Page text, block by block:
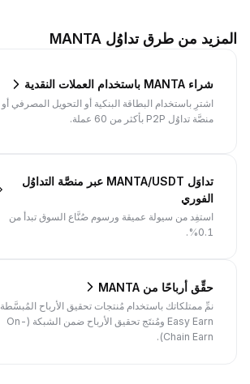
المزيد من طرق تداوُل MANTA
شراء MANTA باستخدام العملات النقدية
اشترِ باستخدام البطاقة البنكية أو التحويل المصرفي أو
منصَّة تداوُل P2P بأكثر من 60 عملة.
تداوَل MANTA/USDT عبر منصَّة التداوُل
الفوري
استفِد من سيولة عميقة ورسوم صُنَّاع السوق تبدأ من
0.1%.
حقِّق أرباحًا من MANTA
نمِّ ممتلكاتك باستخدام مُنتجات تحقيق الأرباح المُبسَّطة
Easy Earn ومُنتَج تحقيق الأرباح ضمن الشبكة (On-
Chain Earn).